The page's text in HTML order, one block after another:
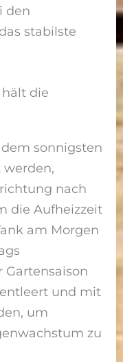
den
stabilste
die
sonnigsten
werden,
nach
die Aufheizzeit
am Morgen
Gartensaison
und mit
um
zu